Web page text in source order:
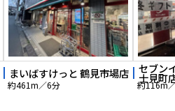
まいばすけっと 鶴見市場店
約461m／6分
セブン
士見町
約116m